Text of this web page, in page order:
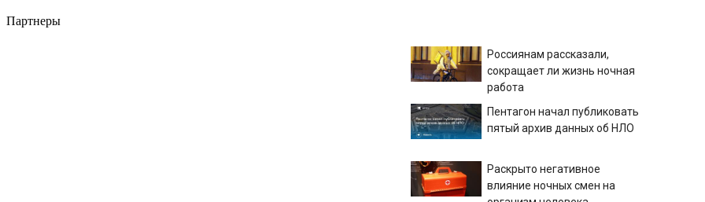
Партнеры
Россиянам рассказали,
сокращает ли жизнь ночная
работа
Пентагон начал публиковать
пятый архив данных об НЛО
Раскрыто негативное
влияние ночных смен на